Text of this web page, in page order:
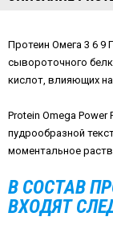
Протеин Омега 3 6 9
сывороточного
кислот, влияющих
Protein Omega
пудрообразной
моментальное
В СОСТАВ
ВХОДЯТ